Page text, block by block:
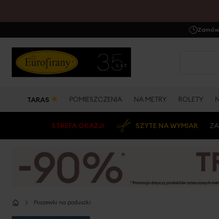
TARAS ☀ POMIESZCZENIA NA METRY ROLETY
STREFA OKAZJI SZYTE NA WYMIAR
Poszewki na poduszki